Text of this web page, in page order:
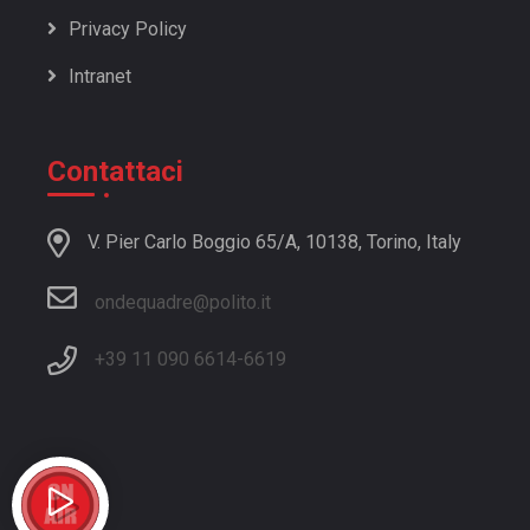
21/22 | 10: Giulia e la sua passione per l'equitazione!
21/22 | 08: Miryan e la rubrica Consigliami Un Autore
21/22 | 06: Intrattenimento a tutto gas!
consigliato dal nostro ospite
21/22 | 04: Quarto appuntamento con un nuovo ospite:
21/22 | 03: Ecco la felicità!
alla sua infanzia
20/21 | 01: Nuova trasmissione con una vecchia
Privacy Policy
Intranet
Contattaci
V. Pier Carlo Boggio 65/A, 10138, Torino, Italy
ondequadre@polito.it
+39 11 090 6614-6619